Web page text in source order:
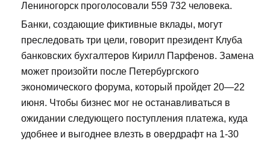
Лениногорск проголосовали 559 732 человека.
Банки, создающие фиктивные вклады, могут
преследовать три цели, говорит президент Клуба
банковских бухгалтеров Кирилл Парфенов. Замена
может произойти после Петербургского
экономического форума, который пройдет 20—22
июня. Чтобы бизнес мог не останавливаться в
ожидании следующего поступления платежа, куда
удобнее и выгоднее влезть в овердрафт на 1-30